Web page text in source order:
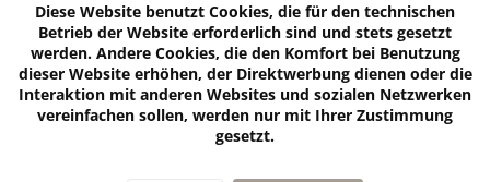
Diese Website benutzt Cookies, die für den technischen
Betrieb der Website erforderlich sind und stets gesetzt
werden. Andere Cookies, die den Komfort bei Benutzung
dieser Website erhöhen, der Direktwerbung dienen oder die
Interaktion mit anderen Websites und sozialen Netzwerken
vereinfachen sollen, werden nur mit Ihrer Zustimmung
gesetzt.